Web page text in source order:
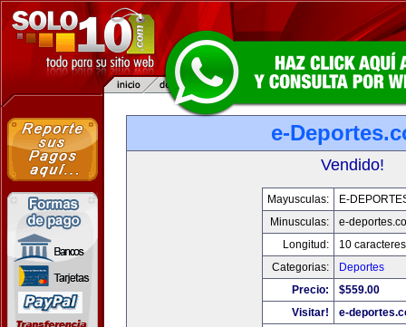
e-
Vendido!
Mayusculas:
E-
Minusculas:
e-
Longitud:
10 caracteres
Categorias:
Deportes
Precio:
$559.00
Visitar!
e-